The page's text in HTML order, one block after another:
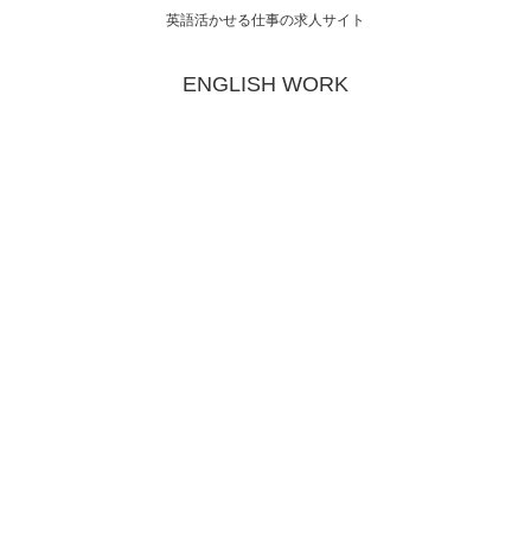
英語活かせる仕事の求人サイト
ENGLISH WORK